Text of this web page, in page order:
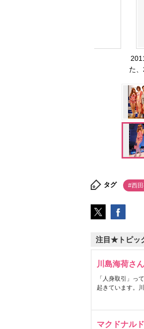
た
タグ #西
注目★トピッ
川島海荷さ
「人身取引」っ
起きています。
マクドナル